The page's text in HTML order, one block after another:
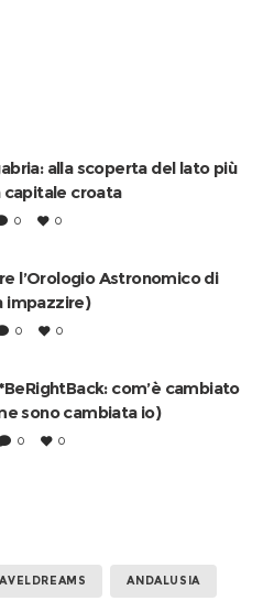
alla scoperta del lato più
capitale croata
0 0
l’Orologio Astronomico di
impazzire)
0 0
com’è cambiato
sono cambiata io)
0 0
ANDALUSIA